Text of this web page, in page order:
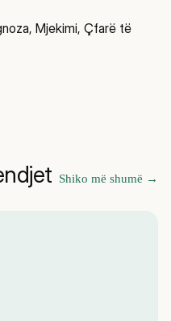
Mjekimi, Çfarë të
Shiko më shumë →